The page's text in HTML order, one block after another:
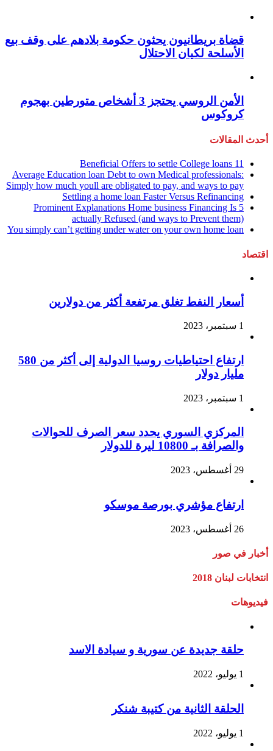
قضاة بريطانيون يحثون حكومة بلادهم على وقف بيع
الأسلحة لكيان الاحتلال
الأمن الروسي يحتجز 3 أشخاص متورطين بهجوم
كروكوس
أحدث المقالات
11 Beneficial Offers to settle College loans
Average Education loan Debt to own Medical professionals:
Simply how much youll are obligated to pay, and ways to pay
Settling a home loan Faster Versus Refinancing
5 Prominent Explanations Home business Financing Is
actually Refused (and ways to Prevent them)
You simply can’t getting under water on your own home loan
اقتصاد
أسعار النفط تغلق مرتفعة أكثر من دولارين
1 سبتمبر، 2023
ارتفاع احتياطيات روسيا الدولية إلى أكثر من 580
مليار دولار
1 سبتمبر، 2023
المركزي السوري يحدد سعر الصرف للحوالات
والصرافة بـ 10800 ليرة للدولار
29 أغسطس، 2023
ارتفاع مؤشري بورصة موسكو
26 أغسطس، 2023
أخبار في صور
انتخابات لبنان 2018
فيديوهات
حلقة جديدة عن سورية و سيادة الاسد
1 يوليو، 2022
الحلقة الثانية من كتيبة شنكر
1 يوليو، 2022